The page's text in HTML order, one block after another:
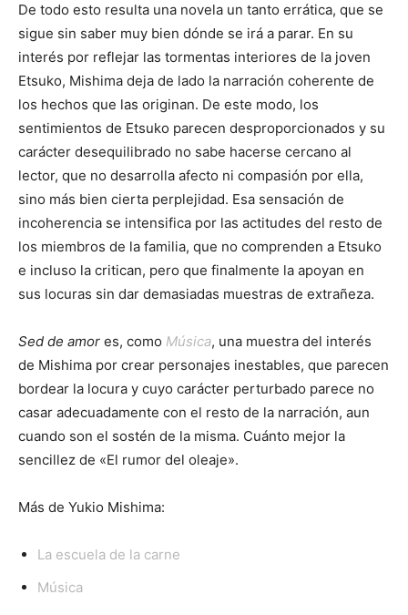
De todo esto resulta una novela un tanto errática, que se
sigue sin saber muy bien dónde se irá a parar. En su
interés por reflejar las tormentas interiores de la joven
Etsuko, Mishima deja de lado la narración coherente de
los hechos que las originan. De este modo, los
sentimientos de Etsuko parecen desproporcionados y su
carácter desequilibrado no sabe hacerse cercano al
lector, que no desarrolla afecto ni compasión por ella,
sino más bien cierta perplejidad. Esa sensación de
incoherencia se intensifica por las actitudes del resto de
los miembros de la familia, que no comprenden a Etsuko
e incluso la critican, pero que finalmente la apoyan en
sus locuras sin dar demasiadas muestras de extrañeza.
Sed de amor es, como Música, una muestra del interés
de Mishima por crear personajes inestables, que parecen
bordear la locura y cuyo carácter perturbado parece no
casar adecuadamente con el resto de la narración, aun
cuando son el sostén de la misma. Cuánto mejor la
sencillez de «El rumor del oleaje».
Más de Yukio Mishima:
La escuela de la carne
Música